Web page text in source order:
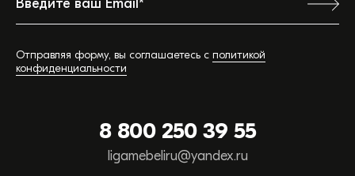
Отправляя форму, вы соглашаетесь с политикой
конфиденциальности
8 800 250 39 55
ligamebeliru@yandex.ru
написав нам прямо сейчас: